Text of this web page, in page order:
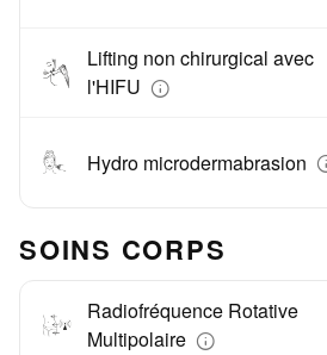
Lifting non chirurgical avec
l'HIFU
Hydro microdermabrasion
SOINS CORPS
Radiofréquence Rotative
Multipolaire